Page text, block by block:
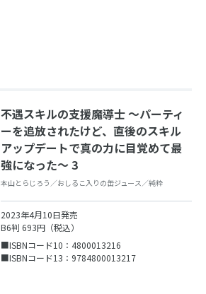
不遇スキルの支援魔導士 ～パーティ
ーを追放されたけど、直後のスキル
アップデートで真の力に目覚めて最
強になった～ 3
本山とらじろう／おしるこ入りの缶ジュース／純粋
2023年4月10日発売
B6判 693円（税込）
■ISBNコード10：4800013216
■ISBNコード13：9784800013217